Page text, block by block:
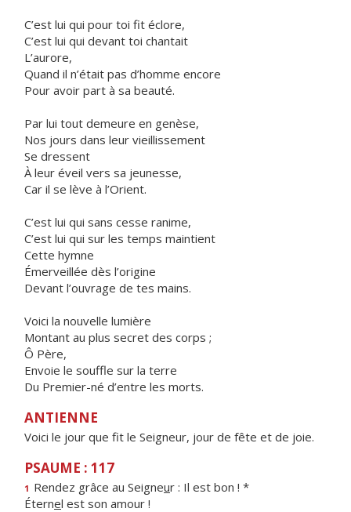
C’est lui qui pour toi fit éclore,
C’est lui qui devant toi chantait
L’aurore,
Quand il n’était pas d’homme encore
Pour avoir part à sa beauté.
Par lui tout demeure en genèse,
Nos jours dans leur vieillissement
Se dressent
À leur éveil vers sa jeunesse,
Car il se lève à l’Orient.
C’est lui qui sans cesse ranime,
C’est lui qui sur les temps maintient
Cette hymne
Émerveillée dès l’origine
Devant l’ouvrage de tes mains.
Voici la nouvelle lumière
Montant au plus secret des corps ;
Ô Père,
Envoie le souffle sur la terre
Du Premier-né d’entre les morts.
ANTIENNE
Voici le jour que fit le Seigneur, jour de fête et de joie.
PSAUME : 117
1 Rendez grâce au Seigneur : Il est bon ! *
Éternel est son amour !